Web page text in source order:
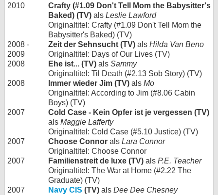
2010
Crafty (#1.09 Don't Tell Mom the Babysitter's
Baked) (TV) als Leslie Lawford
Originaltitel: Crafty (#1.09 Don't Tell Mom the
Babysitter's Baked) (TV)
2008 -
2009
Zeit der Sehnsucht (TV) als Hilda Van Beno
Originaltitel: Days of Our Lives (TV)
2008
Ehe ist... (TV) als Sammy
Originaltitel: Til Death (#2.13 Sob Story) (TV)
2008
Immer wieder Jim (TV) als Mo
Originaltitel: According to Jim (#8.06 Cabin
Boys) (TV)
2007
Cold Case - Kein Opfer ist je vergessen (TV)
als Maggie Lafferty
Originaltitel: Cold Case (#5.10 Justice) (TV)
2007
Choose Connor als Lara Connor
Originaltitel: Choose Connor
2007
Familienstreit de luxe (TV) als P.E. Teacher
Originaltitel: The War at Home (#2.22 The
Graduate) (TV)
2007
Navy CIS (TV) als Dee Dee Chesney